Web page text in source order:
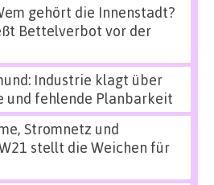
gehört die Innenstadt?
Bettelverbot vor der
Industrie klagt über
und fehlende Planbarkeit
Stromnetz und
stellt die Weichen für